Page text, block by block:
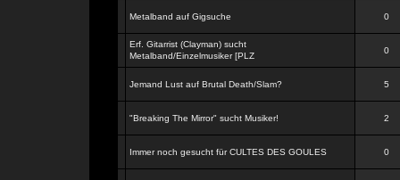
Metalband auf Gigsuche 0
Erf. Gitarrist (Clayman) sucht
Metalband/Einzelmusiker [PLZ
0
Jemand Lust auf Brutal Death/Slam? 5
"Breaking The Mirror" sucht Musiker! 2
Immer noch gesucht für CULTES DES GOULES 0